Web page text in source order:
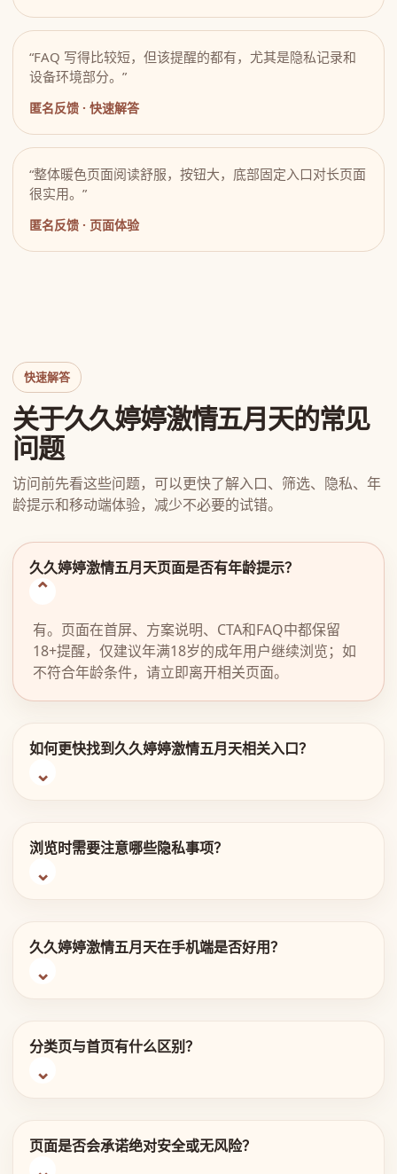
“FAQ 写得比较短，但该提醒的都有，尤其是隐私记录和
设备环境部分。”
匿名反馈 · 快速解答
“整体暖色页面阅读舒服，按钮大，底部固定入口对长页面
很实用。”
匿名反馈 · 页面体验
快速解答
关于久久婷婷激情五月天的常见
问题
访问前先看这些问题，可以更快了解入口、筛选、隐私、年
龄提示和移动端体验，减少不必要的试错。
久久婷婷激情五月天页面是否有年龄提示？
有。页面在首屏、方案说明、CTA和FAQ中都保留
18+提醒，仅建议年满18岁的成年用户继续浏览；如
不符合年龄条件，请立即离开相关页面。
如何更快找到久久婷婷激情五月天相关入口？
浏览时需要注意哪些隐私事项？
久久婷婷激情五月天在手机端是否好用？
分类页与首页有什么区别？
页面是否会承诺绝对安全或无风险？